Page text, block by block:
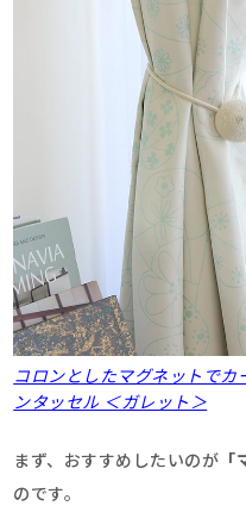
コロンとしたマグネットで
ンタッセル ＜ガレット＞
まず、おすすめしたいのが 「
のです。